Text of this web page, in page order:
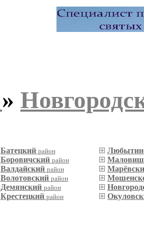
»
Батецкий район
Боровичский район
Валдайский район
Волотовский район
Демянский район
Крестецкий район